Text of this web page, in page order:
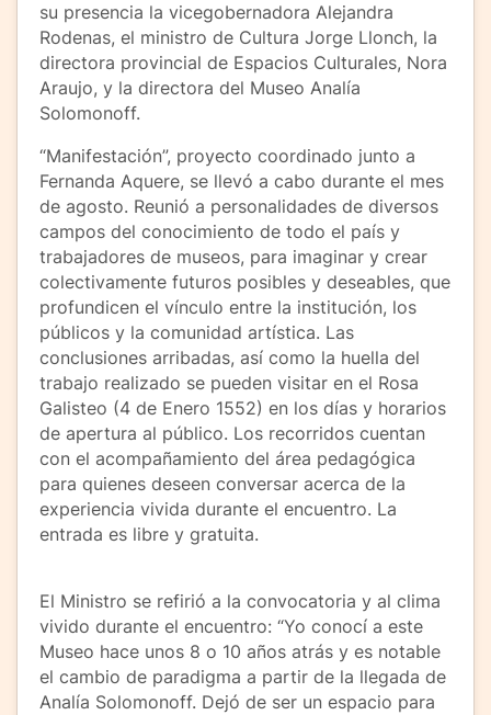
su presencia la vicegobernadora Alejandra
Rodenas, el ministro de Cultura Jorge Llonch, la
directora provincial de Espacios Culturales, Nora
Araujo, y la directora del Museo Analía
Solomonoff.
“Manifestación”, proyecto coordinado junto a
Fernanda Aquere, se llevó a cabo durante el mes
de agosto. Reunió a personalidades de diversos
campos del conocimiento de todo el país y
trabajadores de museos, para imaginar y crear
colectivamente futuros posibles y deseables, que
profundicen el vínculo entre la institución, los
públicos y la comunidad artística. Las
conclusiones arribadas, así como la huella del
trabajo realizado se pueden visitar en el Rosa
Galisteo (4 de Enero 1552) en los días y horarios
de apertura al público. Los recorridos cuentan
con el acompañamiento del área pedagógica
para quienes deseen conversar acerca de la
experiencia vivida durante el encuentro. La
entrada es libre y gratuita.
El Ministro se refirió a la convocatoria y al clima
vivido durante el encuentro: “Yo conocí a este
Museo hace unos 8 o 10 años atrás y es notable
el cambio de paradigma a partir de la llegada de
Analía Solomonoff. Dejó de ser un espacio para